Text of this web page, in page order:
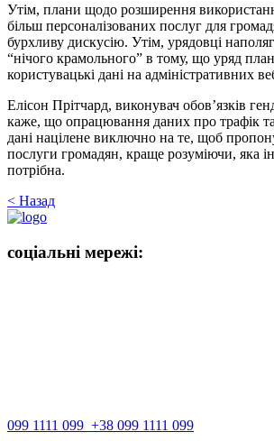
Утім, плани щодо розширення
більш персоналізованих послуг для
бурхливу дискусію. Утім, урядовці
“нічого крамольного” в тому, що уряд
користувацькі дані на адміністративних
Елісон Прітчард, виконувач обов’язків
каже, що опрацювання даних про трафік та
дані націлене виключно на те, щоб
послуги громадян, краще розуміючи, яка
потрібна.
< Назад
соціальні мережі:
099 1111 099 +38 099 1111 099